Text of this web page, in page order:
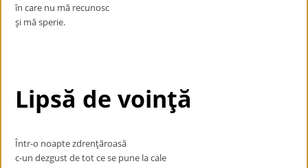
în care nu mă recunosc
şi mă sperie.
Lipsă de voinţă
Într-o noapte zdrenţăroasă
c-un dezgust de tot ce se pune la cale